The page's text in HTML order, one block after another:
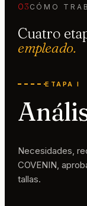
03 CÓMO
Cuatro
empleado.
ETAPA I
Necesidades,
COVENIN,
tallas.